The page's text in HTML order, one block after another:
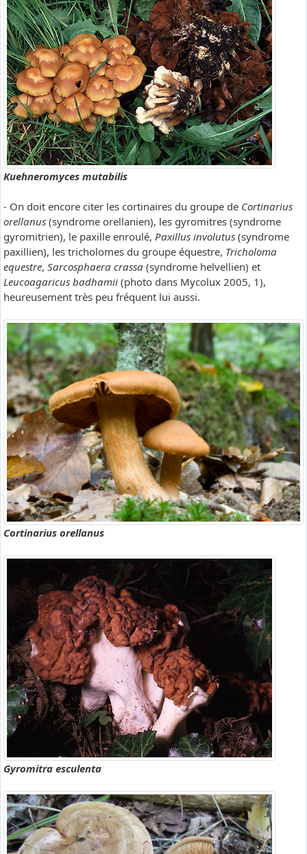
Kuehneromyces mutabilis
- On doit encore citer les cortinaires du groupe de Cortinarius
orellanus (syndrome orellanien), les gyromitres (syndrome
gyromitrien), le paxille enroulé, Paxillus involutus (syndrome
paxillien), les tricholomes du groupe équestre, Tricholoma
equestre, Sarcosphaera crassa (syndrome helvellien) et
Leucoagaricus badhamii (photo dans Mycolux 2005, 1),
heureusement très peu fréquent lui aussi.
Cortinarius orellanus
Gyromitra esculenta